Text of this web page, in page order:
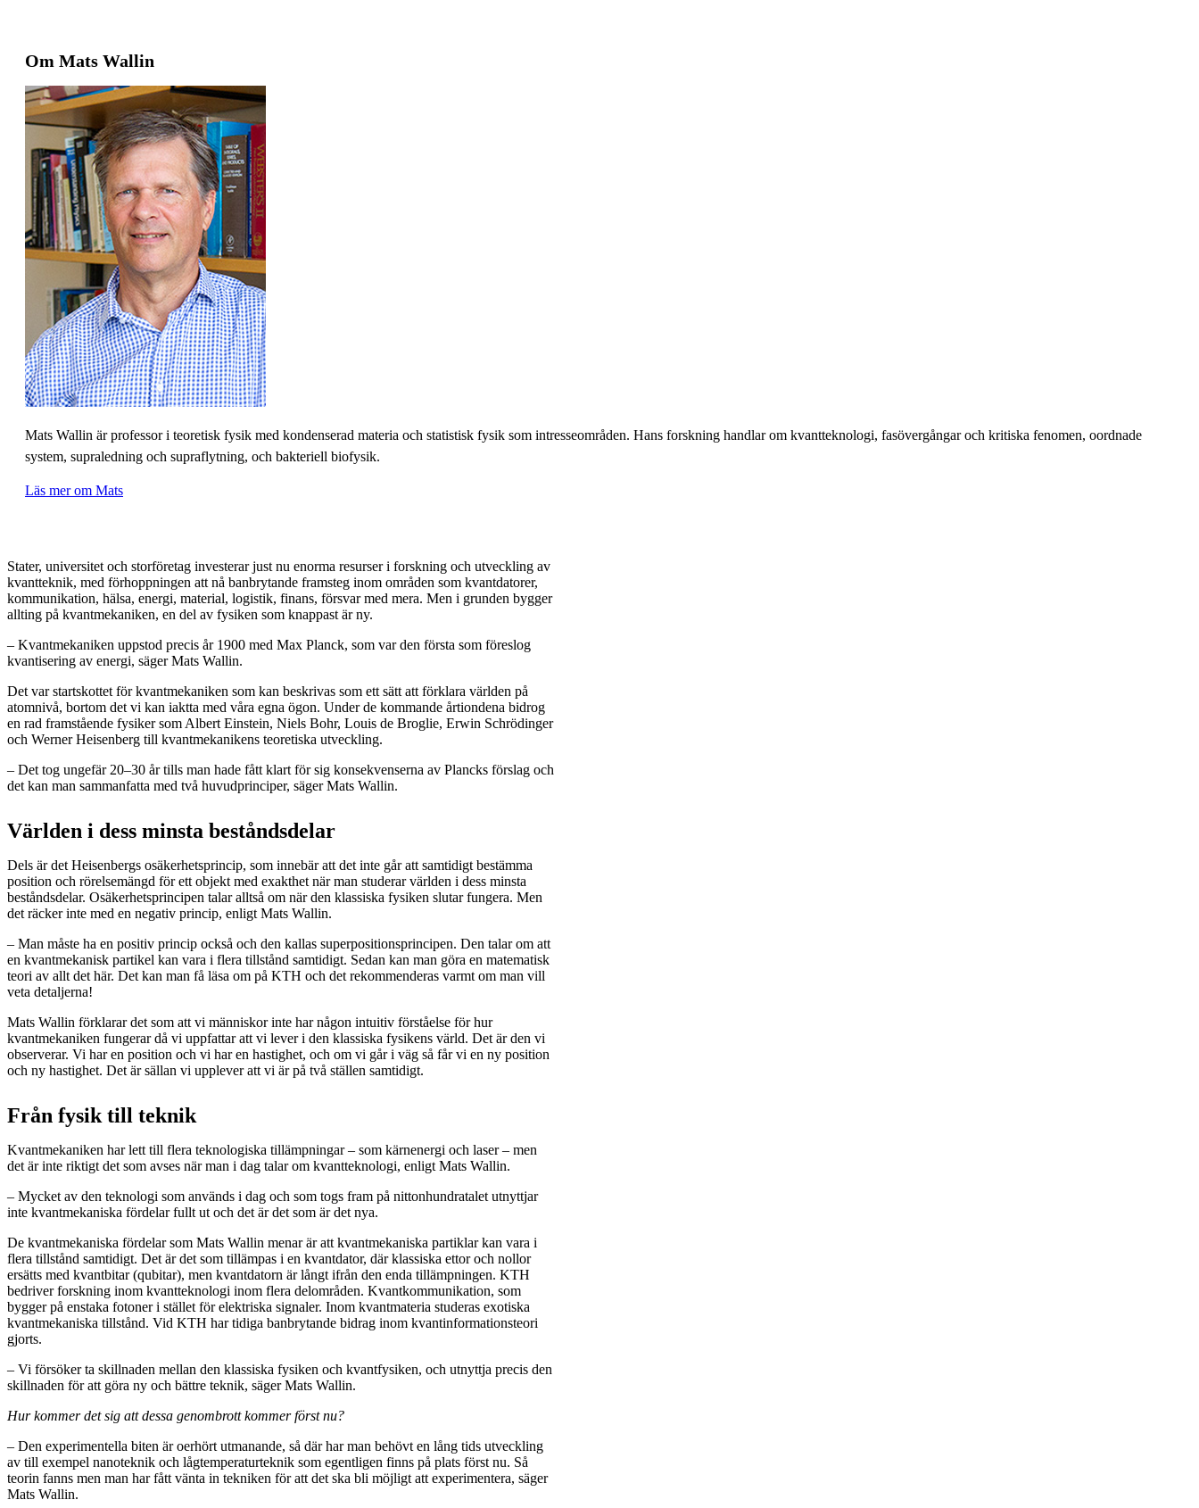
Om Mats Wallin
Mats Wallin är professor i teoretisk fysik med kondenserad materia och statistisk fysik som intresseområden. Hans forskning handlar om kvantteknologi, fasövergångar och kritiska fenomen, oordnade
system, supraledning och supraflytning, och bakteriell biofysik.
Läs mer om Mats
Stater, universitet och storföretag investerar just nu enorma resurser i forskning och utveckling av
kvantteknik, med förhoppningen att nå banbrytande framsteg inom områden som kvantdatorer,
kommunikation, hälsa, energi, material, logistik, finans, försvar med mera. Men i grunden bygger
allting på kvantmekaniken, en del av fysiken som knappast är ny.
– Kvantmekaniken uppstod precis år 1900 med Max Planck, som var den första som föreslog
kvantisering av energi, säger Mats Wallin.
Det var startskottet för kvantmekaniken som kan beskrivas som ett sätt att förklara världen på
atomnivå, bortom det vi kan iaktta med våra egna ögon. Under de kommande årtiondena bidrog
en rad framstående fysiker som Albert Einstein, Niels Bohr, Louis de Broglie, Erwin Schrödinger
och Werner Heisenberg till kvantmekanikens teoretiska utveckling.
– Det tog ungefär 20–30 år tills man hade fått klart för sig konsekvenserna av Plancks förslag och
det kan man sammanfatta med två huvudprinciper, säger Mats Wallin.
Världen i dess minsta beståndsdelar
Dels är det Heisenbergs osäkerhetsprincip, som innebär att det inte går att samtidigt bestämma
position och rörelsemängd för ett objekt med exakthet när man studerar världen i dess minsta
beståndsdelar. Osäkerhetsprincipen talar alltså om när den klassiska fysiken slutar fungera. Men
det räcker inte med en negativ princip, enligt Mats Wallin.
– Man måste ha en positiv princip också och den kallas superpositionsprincipen. Den talar om att
en kvantmekanisk partikel kan vara i flera tillstånd samtidigt. Sedan kan man göra en matematisk
teori av allt det här. Det kan man få läsa om på KTH och det rekommenderas varmt om man vill
veta detaljerna!
Mats Wallin förklarar det som att vi människor inte har någon intuitiv förståelse för hur
kvantmekaniken fungerar då vi uppfattar att vi lever i den klassiska fysikens värld. Det är den vi
observerar. Vi har en position och vi har en hastighet, och om vi går i väg så får vi en ny position
och ny hastighet. Det är sällan vi upplever att vi är på två ställen samtidigt.
Från fysik till teknik
Kvantmekaniken har lett till flera teknologiska tillämpningar – som kärnenergi och laser – men
det är inte riktigt det som avses när man i dag talar om kvantteknologi, enligt Mats Wallin.
– Mycket av den teknologi som används i dag och som togs fram på nittonhundratalet utnyttjar
inte kvantmekaniska fördelar fullt ut och det är det som är det nya.
De kvantmekaniska fördelar som Mats Wallin menar är att kvantmekaniska partiklar kan vara i
flera tillstånd samtidigt. Det är det som tillämpas i en kvantdator, där klassiska ettor och nollor
ersätts med kvantbitar (qubitar), men kvantdatorn är långt ifrån den enda tillämpningen. KTH
bedriver forskning inom kvantteknologi inom flera delområden. Kvantkommunikation, som
bygger på enstaka fotoner i stället för elektriska signaler. Inom kvantmateria studeras exotiska
kvantmekaniska tillstånd. Vid KTH har tidiga banbrytande bidrag inom kvantinformationsteori
gjorts.
– Vi försöker ta skillnaden mellan den klassiska fysiken och kvantfysiken, och utnyttja precis den
skillnaden för att göra ny och bättre teknik, säger Mats Wallin.
Hur kommer det sig att dessa genombrott kommer först nu?
– Den experimentella biten är oerhört utmanande, så där har man behövt en lång tids utveckling
av till exempel nanoteknik och lågtemperaturteknik som egentligen finns på plats först nu. Så
teorin fanns men man har fått vänta in tekniken för att det ska bli möjligt att experimentera, säger
Mats Wallin.